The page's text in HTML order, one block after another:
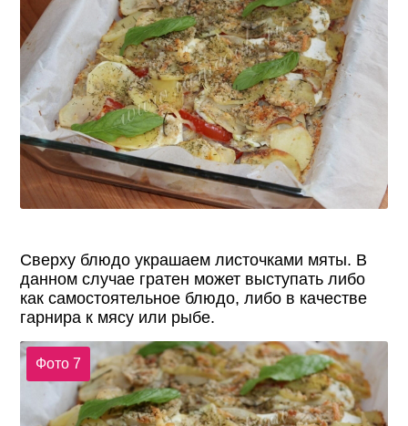
Сверху блюдо украшаем листочками мяты. В
данном случае гратен может выступать либо
как самостоятельное блюдо, либо в качестве
гарнира к мясу или рыбе.
Фото 7